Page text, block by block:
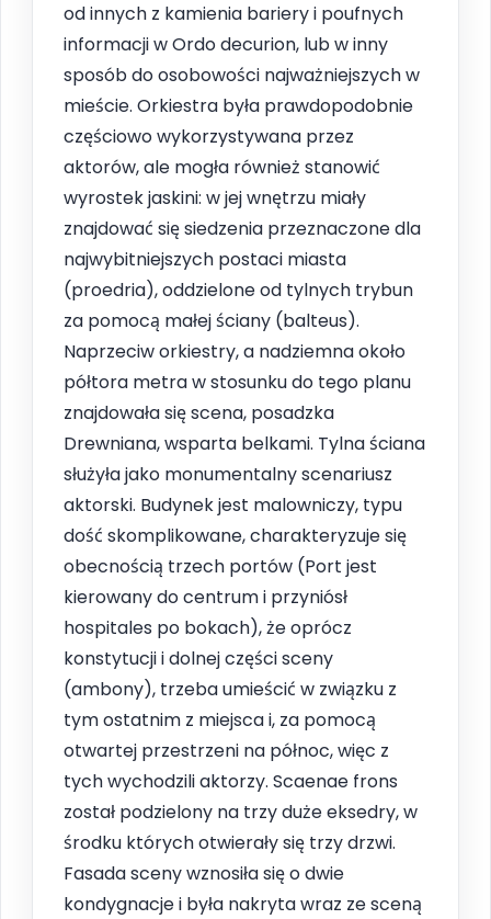
od innych z kamienia bariery i poufnych
informacji w Ordo decurion, lub w inny
sposób do osobowości najważniejszych w
mieście. Orkiestra była prawdopodobnie
częściowo wykorzystywana przez
aktorów, ale mogła również stanowić
wyrostek jaskini: w jej wnętrzu miały
znajdować się siedzenia przeznaczone dla
najwybitniejszych postaci miasta
(proedria), oddzielone od tylnych trybun
za pomocą małej ściany (balteus).
Naprzeciw orkiestry, a nadziemna około
półtora metra w stosunku do tego planu
znajdowała się scena, posadzka
Drewniana, wsparta belkami. Tylna ściana
służyła jako monumentalny scenariusz
aktorski. Budynek jest malowniczy, typu
dość skomplikowane, charakteryzuje się
obecnością trzech portów (Port jest
kierowany do centrum i przyniósł
hospitales po bokach), że oprócz
konstytucji i dolnej części sceny
(ambony), trzeba umieścić w związku z
tym ostatnim z miejsca i, za pomocą
otwartej przestrzeni na północ, więc z
tych wychodzili aktorzy. Scaenae frons
został podzielony na trzy duże eksedry, w
środku których otwierały się trzy drzwi.
Fasada sceny wznosiła się o dwie
kondygnacje i była nakryta wraz ze sceną